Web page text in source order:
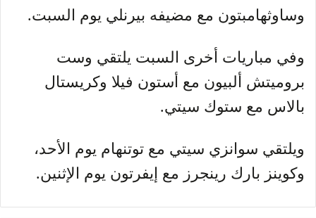
وساوثهامبتون مع مضيفه بيرنلي يوم السبت.
وفي مباريات أخرى السبت يلتقي وست
بروميتش ألبيون مع أستون فيلا وكريستال
بالاس مع ستوك سيتي.
ويلتقي سوانزي سيتي مع توتنهام يوم الأحد،
وكوينز بارك رينجرز مع إيفرتون يوم الإثنين.